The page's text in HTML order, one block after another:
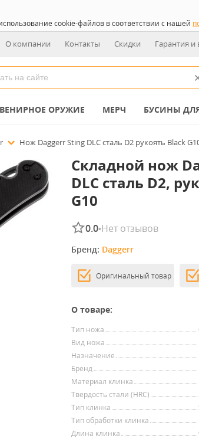
cookie-файлов в соответствии с нашей
О компании Контакты Скидки Гарантия и
ОРУЖИЕ МЕРЧ БУСИНЫ
Нож Daggerr Sting DLC сталь D2 рукоять Black
Складной нож
DLC сталь D2,
G10
0.0•Нет отзывов
Бренд: Daggerr
Оригинальный товар
О товаре:
Тип ножа
Вид ножа
Назначение
Бренд
Материал клинка
Твердость стали (HRC)
Тип клинка
Тип обработки клинка
Длина клинка